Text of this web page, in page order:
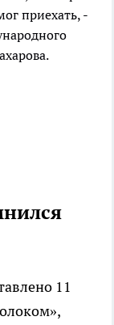
приехать, -
11